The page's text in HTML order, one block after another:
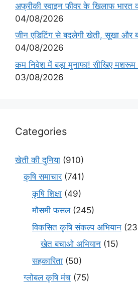
अफ्रीकी स्वाइन फीवर के खिलाफ भारत
04/08/2026
जीन एडिटिंग से बदलेगी खेती, सूखा और
04/08/2026
कम निवेश में बड़ा मुनाफा! सीखिए
03/08/2026
Categories
खेती की दुनिया (910)
कृषि समाचार(741)
कृषि शिक्षा (49)
मौसमी फसल(245)
विकसित कृषि संकल्प अभियान
खेत बचाओ अभियान (15)
सहकारिता (50)
ग्लोबल कृषि मंच (75)